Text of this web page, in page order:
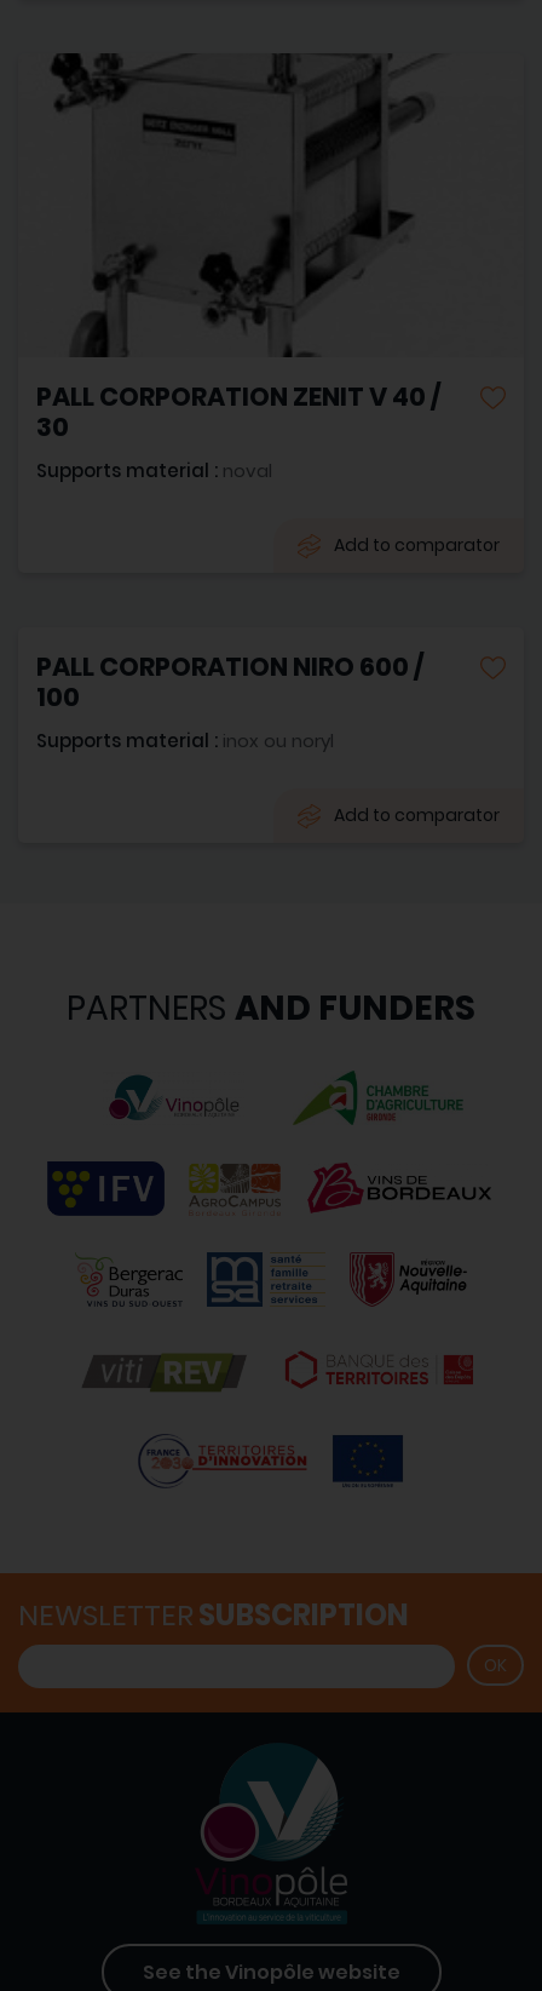
PALL CORPORATION ZENIT V 40 /
30
Supports material : noval
Add to comparator
PALL CORPORATION NIRO 600 /
100
Supports material : inox ou noryl
Add to comparator
PARTNERS AND FUNDERS
NEWSLETTERSUBSCRIPTION
See the Vinopôle website